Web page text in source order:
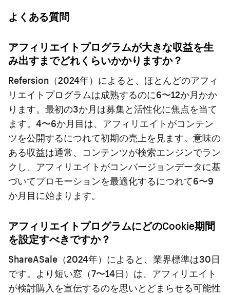
よくある質問
アフィリエイトプログラムが大きな収益を生
み出すまでどれくらいかかりますか？
Refersion（2024年）によると、ほとんどのアフィ
リエイトプログラムは成熟するのに6〜12か月かか
ります。最初の3か月は募集と活性化に焦点を当て
ます。4〜6か月目は、アフィリエイトがコンテン
ツを公開するにつれて初期の売上を見ます。意味の
ある収益は通常、コンテンツが検索エンジンでラン
クし、アフィリエイトがコンバージョンデータに基
づいてプロモーションを最適化するにつれて6〜9
か月目に始まります。
アフィリエイトプログラムにどのCookie期間
を設定すべきですか？
ShareASale（2024年）によると、業界標準は30日
です。より短い窓（7〜14日）は、アフィリエイト
が検討購入を宣伝するのを思いとどまらせる可能性